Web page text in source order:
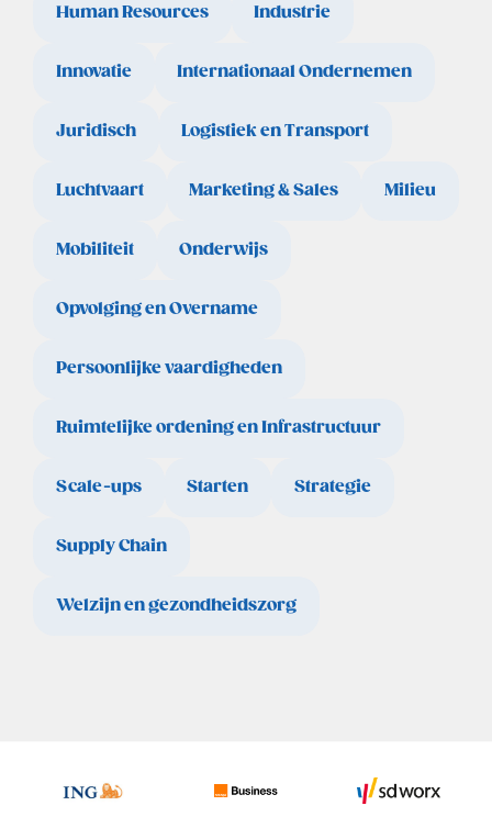
Human Resources Industrie
Innovatie Internationaal Ondernemen
Juridisch Logistiek en Transport
Luchtvaart Marketing & Sales Milieu
Mobiliteit Onderwijs
Opvolging en Overname
Persoonlijke vaardigheden
Ruimtelijke ordening en Infrastructuur
Scale-ups Starten Strategie
Supply Chain
Welzijn en gezondheidszorg